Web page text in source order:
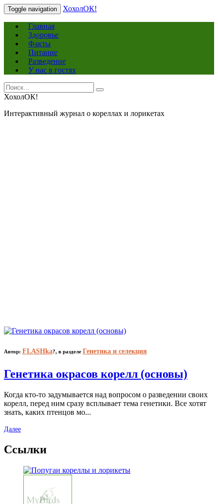
Toggle navigation ХохолОК!
Главная
Здоровье
Факты
Питание
Разведение
У нас в гостях
Search
for:
Search
ХохолОК!
Интерактивный журнал о кореллах и лорикетах
Автор: FLASHka?, в разделе Генетика и селекция
Генетика окрасов корелл (основы)
Когда кто-то задумывается над вопросом о разведении своих
корелл, перед ним сразу всплывает тема генетики. Все хотят
знать, каких птенцов мо...
Далее
Ссылки